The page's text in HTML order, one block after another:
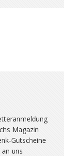
Magazin
Gutscheine
an uns